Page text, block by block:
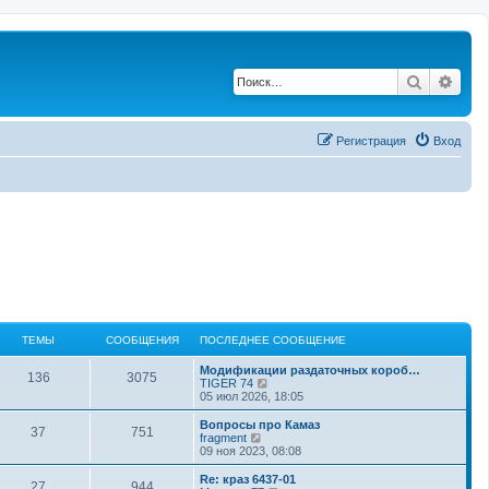
Поиск
Вход
Регистрация
ТЕМЫ СООБЩЕНИЯ ПОСЛЕДНЕЕ СООБЩЕНИЕ
136 3075
Модификации раздаточных короб…
TIGER 74
е
р
е
й
т
к
05 июл 2026, 18:05
37 751
Вопросы про Камаз
fragment
е
р
е
09 ноя 2023, 08:08
Re: краз 6437-01